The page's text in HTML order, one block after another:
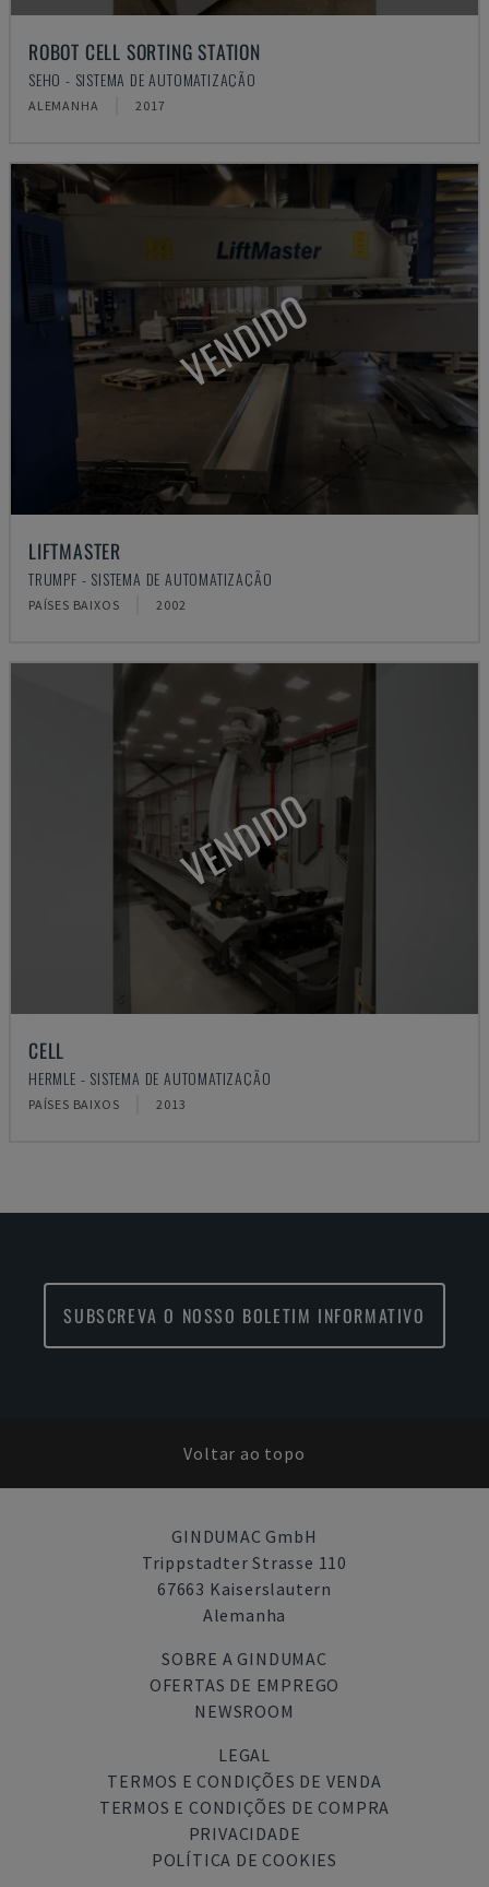
ROBOT CELL SORTING STATION
SEHO - SISTEMA DE AUTOMATIZAÇÃO
ALEMANHA 2017
VENDIDO
LIFTMASTER
TRUMPF - SISTEMA DE AUTOMATIZAÇÃO
PAÍSES BAIXOS 2002
VENDIDO
CELL
HERMLE - SISTEMA DE AUTOMATIZAÇÃO
PAÍSES BAIXOS 2013
SUBSCREVA O NOSSO BOLETIM INFORMATIVO
Voltar ao topo
GINDUMAC GmbH
Trippstadter Strasse 110
67663 Kaiserslautern
Alemanha
SOBRE A GINDUMAC
OFERTAS DE EMPREGO
NEWSROOM
LEGAL
TERMOS E CONDIÇÕES DE VENDA
TERMOS E CONDIÇÕES DE COMPRA
PRIVACIDADE
POLÍTICA DE COOKIES